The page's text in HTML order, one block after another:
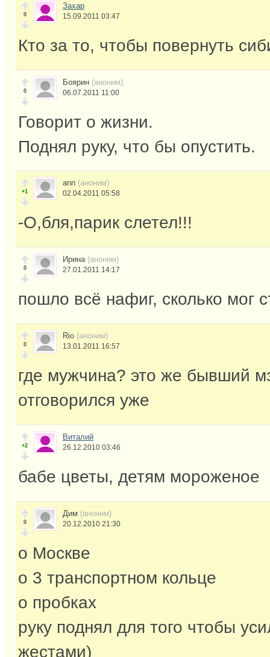
0
Захар
15.09.2011 03:47
Кто за то, чтобы повернуть
0
Боярин (аноним)
06.07.2011 11:00
Говорит о жизни.
Поднял руку, что бы опустить.
+1
ann (аноним)
02.04.2011 05:58
-О,бля,парик слетел!!!
0
Ирина (аноним)
27.01.2011 14:17
пошло всё нафиг, сколько мог
0
Rio (аноним)
13.01.2011 16:57
где мужчина? это же бывший
отговорился уже
+2
Виталий
26.12.2010 03:46
бабе цветы, детям мороженое
0
Дим (аноним)
20.12.2010 21:30
о Москве
о 3 транспортном кольце
о пробках
руку поднял для того чтобы
жестами)